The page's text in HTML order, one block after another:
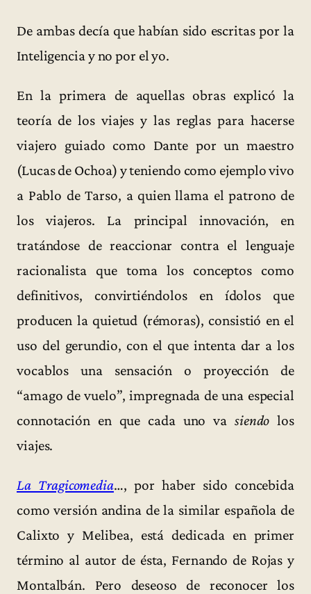
De ambas decía que habían sido escritas por la
Inteligencia y no por el yo.
En la primera de aquellas obras explicó la
teoría de los viajes y las reglas para hacerse
viajero guiado como Dante por un maestro
(Lucas de Ochoa) y teniendo como ejemplo vivo
a Pablo de Tarso, a quien llama el patrono de
los viajeros. La principal innovación, en
tratándose de reaccionar contra el lenguaje
racionalista que toma los conceptos como
definitivos, convirtiéndolos en ídolos que
producen la quietud (rémoras), consistió en el
uso del gerundio, con el que intenta dar a los
vocablos una sensación o proyección de
“amago de vuelo”, impregnada de una especial
connotación en que cada uno va siendo los
viajes.
La Tragicomedia…, por haber sido concebida
como versión andina de la similar española de
Calixto y Melibea, está dedicada en primer
término al autor de ésta, Fernando de Rojas y
Montalbán. Pero deseoso de reconocer los